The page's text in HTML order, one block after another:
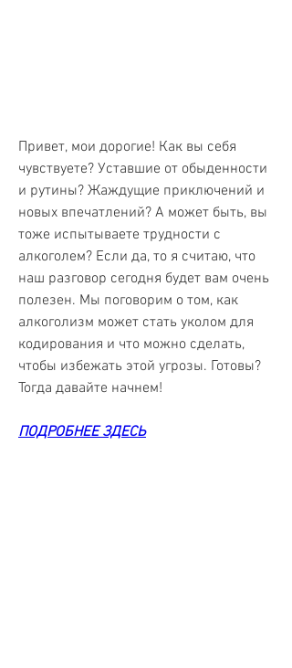
Привет, мои дорогие! Как вы себя
чувствуете? Уставшие от обыденности
и рутины? Жаждущие приключений и
новых впечатлений? А может быть, вы
тоже испытываете трудности с
алкоголем? Если да, то я считаю, что
наш разговор сегодня будет вам очень
полезен. Мы поговорим о том, как
алкоголизм может стать уколом для
кодирования и что можно сделать,
чтобы избежать этой угрозы. Готовы?
Тогда давайте начнем!
ПОДРОБНЕЕ ЗДЕСЬ